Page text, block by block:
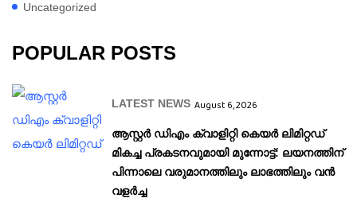
Uncategorized
POPULAR POSTS
LATEST NEWS August 6, 2026
ആസ്റ്റർ ഡിഎം ക്വാളിറ്റി കെയർ ലിമിറ്റഡ്
മികച്ച പ്രകടനവുമായി മുന്നോട്ട്: ലയനത്തിന്
പിന്നാലെ വരുമാനത്തിലും ലാഭത്തിലും വൻ
വളർച്ച